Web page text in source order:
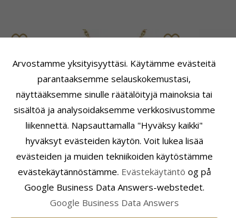
12 mm päivänkakkara
kaulaketju kullattua hopeaa -
Marie
14 mm
Arvostamme yksityisyyttäsi. Käytämme evästeitä
parantaaksemme selauskokemustasi,
näyttääksemme sinulle räätälöityjä mainoksia tai
sisältöä ja analysoidaksemme verkkosivustomme
liikennettä. Napsauttamalla "Hyväksy kaikki"
hyväksyt evästeiden käytön. Voit lukea lisää
evästeiden ja muiden tekniikoiden käytöstämme
evästekäytännöstämme. Evästekäytäntö og på
Google Business Data Answers-webstedet.
Google Business Data Answers